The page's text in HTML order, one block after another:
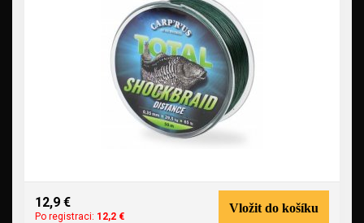
12,9 €
Po registraci: 12,2 €
Vložit do košíku